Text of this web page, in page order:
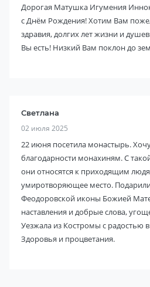
Дорогая Матушка Игумения
с Днём Рождения! Хотим Вам
здравия, долгих лет жизни и
Вы есть! Низкий Вам поклон до
Светлана
02 июля 2025
22 июня посетила монастырь.
благодарности монахиням. С
они относятся к приходящим
умиротворяющее место.
Феодоровской иконы Божией
наставления и добрые слова,
Уезжала из Костромы с радостью
Здоровья и процветания.